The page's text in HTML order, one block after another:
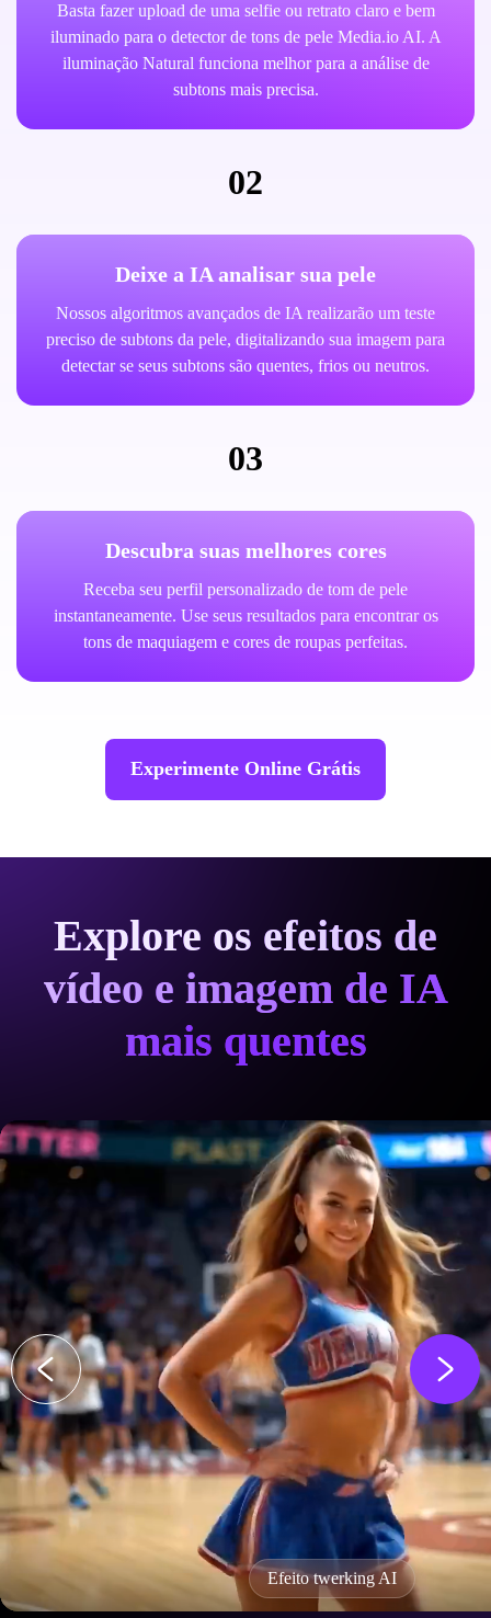
Basta fazer upload de uma selfie ou retrato claro e bem
iluminado para o detector de tons de pele Media.io AI. A
iluminação Natural funciona melhor para a análise de
subtons mais precisa.
02
Deixe a IA analisar sua pele
Nossos algoritmos avançados de IA realizarão um teste
preciso de subtons da pele, digitalizando sua imagem para
detectar se seus subtons são quentes, frios ou neutros.
03
Descubra suas melhores cores
Receba seu perfil personalizado de tom de pele
instantaneamente. Use seus resultados para encontrar os
tons de maquiagem e cores de roupas perfeitas.
Experimente Online Grátis
Explore os efeitos de
vídeo e imagem de IA
mais quentes
Filtro de idade AI